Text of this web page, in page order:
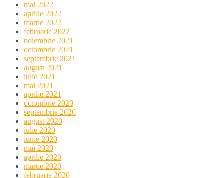
mai 2022
aprilie 2022
martie 2022
februarie 2022
noiembrie 2021
octombrie 2021
septembrie 2021
august 2021
iulie 2021
mai 2021
aprilie 2021
octombrie 2020
septembrie 2020
august 2020
iulie 2020
iunie 2020
mai 2020
aprilie 2020
martie 2020
februarie 2020